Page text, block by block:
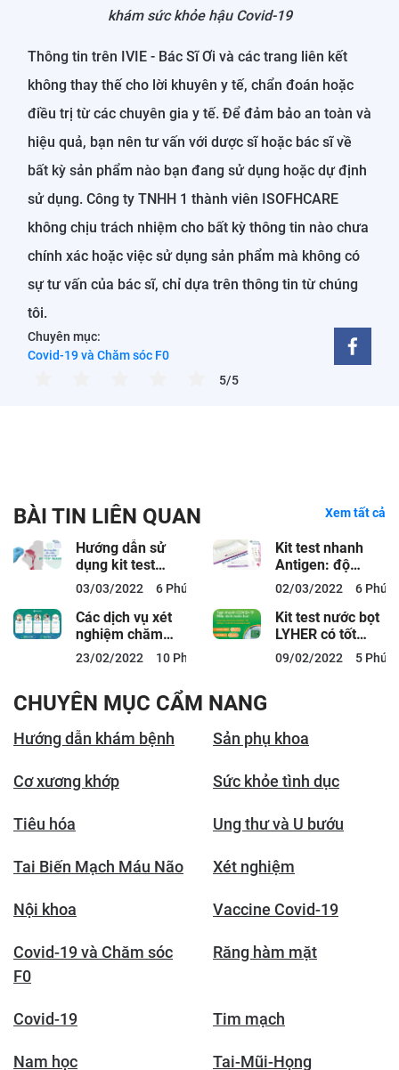
khám sức khỏe hậu Covid-19
Thông tin trên IVIE - Bác Sĩ Ơi và các trang liên kết
không thay thế cho lời khuyên y tế, chẩn đoán hoặc
điều trị từ các chuyên gia y tế. Để đảm bảo an toàn và
hiệu quả, bạn nên tư vấn với dược sĩ hoặc bác sĩ về
bất kỳ sản phẩm nào bạn đang sử dụng hoặc dự định
sử dụng. Công ty TNHH 1 thành viên ISOFHCARE
không chịu trách nhiệm cho bất kỳ thông tin nào chưa
chính xác hoặc việc sử dụng sản phẩm mà không có
sự tư vấn của bác sĩ, chỉ dựa trên thông tin từ chúng
tôi.
Chuyên mục:
Covid-19 và Chăm sóc F0
5/5
BÀI TIN LIÊN QUAN Xem tất cả
Hướng dẫn sử
dụng kit test
nhanh Covid-19
chuẩn quy trình
03/03/2022 6 Phút đọc
Kit test nhanh
Antigen: độ
chính xác và
hướng dẫn sử
dụng
02/03/2022 6 Phút
Các dịch vụ xét
nghiệm chăm
sóc khám sức
khỏe hậu Covid-
23/02/2022 10 Phút đọc
Kit test nước bọt
LYHER có tốt
không? Giá bao
nhiêu?
09/02/2022 5 Phút
CHUYÊN MỤC CẨM NANG
Hướng dẫn khám bệnh Sản phụ khoa
Cơ xương khớp Sức khỏe tình dục
Tiêu hóa Ung thư và U bướu
Tai Biến Mạch Máu Não Xét nghiệm
Nội khoa Vaccine Covid-19
Covid-19 và Chăm sóc
F0
Răng hàm mặt
Covid-19 Tim mạch
Nam học Tai-Mũi-Họng